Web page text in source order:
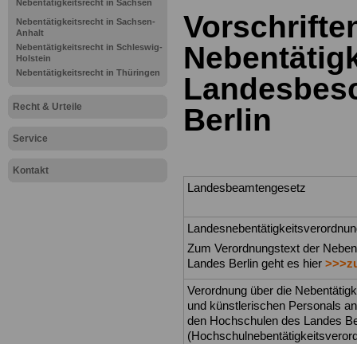
Nebentätigkeitsrecht in Sachsen
Nebentätigkeitsrecht in Sachsen-
Anhalt
Nebentätigkeitsrecht in Schleswig-
Holstein
Nebentätigkeitsrecht in Thüringen
Recht & Urteile
Service
Kontakt
Berlin
Landesbeamtengesetz
Zum Verordnungstext der
Landes Berlin geht es hier
Verordnung über die
und künstlerischen Personals an
den Hochschulen des Landes